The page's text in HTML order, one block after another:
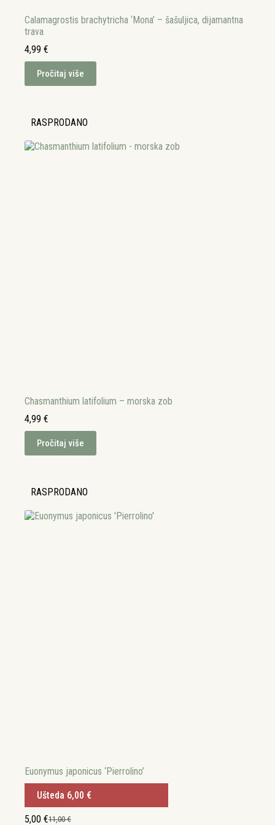
Calamagrostis brachytricha ‘Mona’ – šašuljica, dijamantna
trava
4,99 €
Pročitaj više
RASPRODANO
Chasmanthium latifolium – morska zob
4,99 €
Pročitaj više
RASPRODANO
Euonymus japonicus ‘Pierrolino’
Ušteda 6,00 €
11,00€
5,00 €